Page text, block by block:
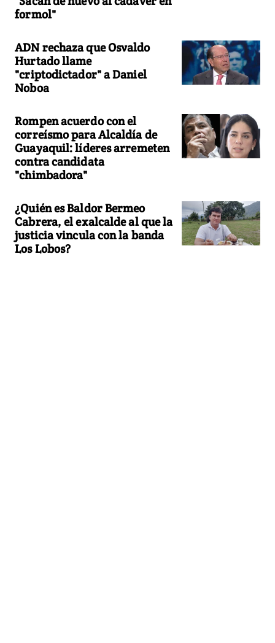
formol"
ADN rechaza que Osvaldo
Hurtado llame
"criptodictador" a Daniel
Noboa
Rompen acuerdo con el
correísmo para Alcaldía de
Guayaquil: líderes arremeten
contra candidata
"chimbadora"
¿Quién es Baldor Bermeo
Cabrera, el exalcalde al que la
justicia vincula con la banda
Los Lobos?